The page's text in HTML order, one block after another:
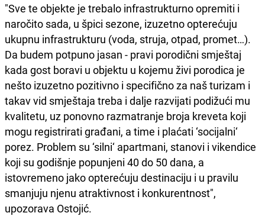
"Sve te objekte je trebalo infrastrukturno opremiti i
naročito sada, u špici sezone, izuzetno opterećuju
ukupnu infrastrukturu (voda, struja, otpad, promet…).
Da budem potpuno jasan - pravi porodični smještaj
kada gost boravi u objektu u kojemu živi porodica je
nešto izuzetno pozitivno i specifično za naš turizam i
takav vid smještaja treba i dalje razvijati podižući mu
kvalitetu, uz ponovno razmatranje broja kreveta koji
mogu registrirati građani, a time i plaćati ‘socijalni‘
porez. Problem su ‘silni‘ apartmani, stanovi i vikendice
koji su godišnje popunjeni 40 do 50 dana, a
istovremeno jako opterećuju destinaciju i u pravilu
smanjuju njenu atraktivnost i konkurentnost",
upozorava Ostojić.